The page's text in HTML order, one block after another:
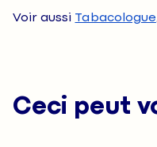
Voir aussi Tabacologue
Ceci peut